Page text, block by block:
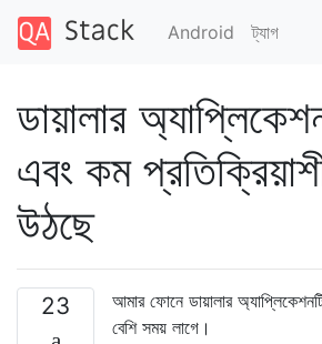
Android ট্যাগ
ডায়ালার
এবং কম
উঠছে
23
আমার ফোনে ডায়ালার
বেশি সময় লাগে।